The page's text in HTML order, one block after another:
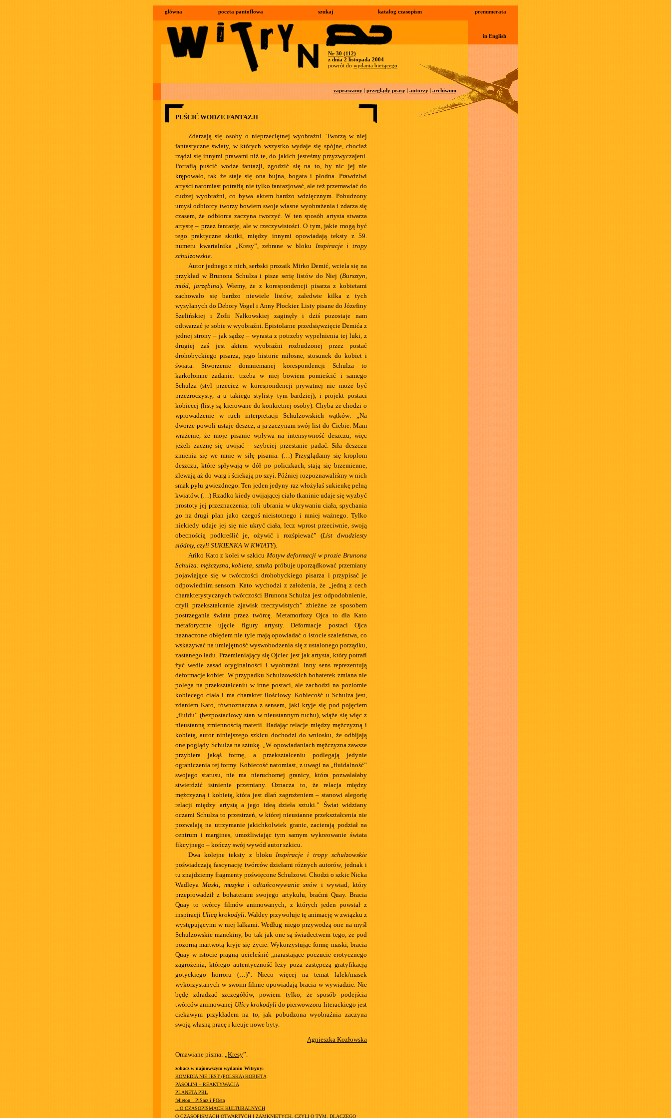
główna poczta pantoflowa szukaj katalog czasopism prenumerata
in English
Nr 30 (112)
z dnia 2 listopada 2004
powrót do wydania bieżącego
zapraszamy | przeglądy prasy | autorzy | archiwum
PUŚCIĆ WODZE FANTAZJI
Zdarzają się osoby o nieprzeciętnej wyobraźni. Tworzą w niej
fantastyczne światy, w których wszystko wydaje się spójne, chociaż
rządzi się innymi prawami niż te, do jakich jesteśmy przyzwyczajeni.
Potrafią puścić wodze fantazji, zgodzić się na to, by nic jej nie
krępowało, tak że staje się ona bujna, bogata i płodna. Prawdziwi
artyści natomiast potrafią nie tylko fantazjować, ale też przemawiać do
cudzej wyobraźni, co bywa aktem bardzo wdzięcznym. Pobudzony
umysł odbiorcy tworzy bowiem swoje własne wyobrażenia i zdarza się
czasem, że odbiorca zaczyna tworzyć. W ten sposób artysta stwarza
artystę – przez fantazję, ale w rzeczywistości. O tym, jakie mogą być
tego praktyczne skutki, między innymi opowiadają teksty z 59.
numeru kwartalnika „Kresy”, zebrane w bloku Inspiracje i tropy
schulzowskie.
Autor jednego z nich, serbski prozaik Mirko Demić, wciela się na
przykład w Brunona Schulza i pisze serię listów do Niej (Bursztyn,
miód, jarzębina). Wiemy, że z korespondencji pisarza z kobietami
zachowało się bardzo niewiele listów; zaledwie kilka z tych
wysyłanych do Debory Vogel i Anny Płockier. Listy pisane do Józefiny
Szelińskiej i Zofii Nałkowskiej zaginęły i dziś pozostaje nam
odtwarzać je sobie w wyobraźni. Epistolarne przedsięwzięcie Demića z
jednej strony – jak sądzę – wyrasta z potrzeby wypełnienia tej luki, z
drugiej zaś jest aktem wyobraźni rozbudzonej przez postać
drohobyckiego pisarza, jego historie miłosne, stosunek do kobiet i
świata. Stworzenie domniemanej korespondencji Schulza to
karkołomne zadanie: trzeba w niej bowiem pomieścić i samego
Schulza (styl przecież w korespondencji prywatnej nie może być
przezroczysty, a u takiego stylisty tym bardziej), i projekt postaci
kobiecej (listy są kierowane do konkretnej osoby). Chyba że chodzi o
wprowadzenie w ruch interpretacji Schulzowskich wątków: „Na
dworze powoli ustaje deszcz, a ja zaczynam swój list do Ciebie. Mam
wrażenie, że moje pisanie wpływa na intensywność deszczu, więc
jeżeli zacznę się uwijać – szybciej przestanie padać. Siła deszczu
zmienia się we mnie w siłę pisania. (…) Przyglądamy się kroplom
deszczu, które spływają w dół po policzkach, stają się brzemienne,
zlewają aż do warg i ściekają po szyi. Później rozpoznawaliśmy w nich
smak pyłu gwiezdnego. Ten jeden jedyny raz włożyłaś sukienkę pełną
kwiatów. (…) Rzadko kiedy owijającej ciało tkaninie udaje się wyzbyć
prostoty jej przeznaczenia; roli ubrania w ukrywaniu ciała, spychania
go na drugi plan jako czegoś nieistotnego i mniej ważnego. Tylko
niekiedy udaje jej się nie ukryć ciała, lecz wprost przeciwnie, swoją
obecnością podkreślić je, ożywić i rozśpiewać” (List dwudziesty
siódmy, czyli SUKIENKA W KWIATY).
Ariko Kato z kolei w szkicu Motyw deformacji w prozie Brunona
Schulza: mężczyzna, kobieta, sztuka próbuje uporządkować przemiany
pojawiające się w twórczości drohobyckiego pisarza i przypisać je
odpowiednim sensom. Kato wychodzi z założenia, że „jedną z cech
charakterystycznych twórczości Brunona Schulza jest odpodobnienie,
czyli przekształcanie zjawisk rzeczywistych” zbieżne ze sposobem
postrzegania świata przez twórcę. Metamorfozy Ojca to dla Kato
metaforyczne ujęcie figury artysty. Deformacje postaci Ojca
naznaczone obłędem nie tyle mają opowiadać o istocie szaleństwa, co
wskazywać na umiejętność wyswobodzenia się z ustalonego porządku,
zastanego ładu. Przemieniający się Ojciec jest jak artysta, który potrafi
żyć wedle zasad oryginalności i wyobraźni. Inny sens reprezentują
deformacje kobiet. W przypadku Schulzowskich bohaterek zmiana nie
polega na przekształceniu w inne postaci, ale zachodzi na poziomie
kobiecego ciała i ma charakter ilościowy. Kobiecość u Schulza jest,
zdaniem Kato, równoznaczna z sensem, jaki kryje się pod pojęciem
„fluidu” (bezpostaciowy stan w nieustannym ruchu), wiąże się więc z
nieustanną zmiennością materii. Badając relacje między mężczyzną i
kobietą, autor niniejszego szkicu dochodzi do wniosku, że odbijają
one poglądy Schulza na sztukę. „W opowiadaniach mężczyzna zawsze
przybiera jakąś formę, a przekształceniu podlegają jedynie
ograniczenia tej formy. Kobiecość natomiast, z uwagi na „fluidalność”
swojego statusu, nie ma nieruchomej granicy, która pozwalałaby
stwierdzić istnienie przemiany. Oznacza to, że relacja między
mężczyzną i kobietą, która jest dlań zagrożeniem – stanowi alegorię
relacji między artystą a jego ideą dzieła sztuki.” Świat widziany
oczami Schulza to przestrzeń, w której nieustanne przekształcenia nie
pozwalają na utrzymanie jakichkolwiek granic, zacierają podział na
centrum i margines, umożliwiając tym samym wykreowanie świata
fikcyjnego – kończy swój wywód autor szkicu.
Dwa kolejne teksty z blokuInspiracje i tropy schulzowskie
poświadczają fascynację twórców dziełami różnych autorów, jednak i
tu znajdziemy fragmenty poświęcone Schulzowi. Chodzi o szkic Nicka
WadleyaMaski, muzyka i odtańcowywanie snów i wywiad, który
przeprowadził z bohaterami swojego artykułu, braćmi Quay. Bracia
Quay to twórcy filmów animowanych, z których jeden powstał z
inspiracji Ulicą krokodyli. Waldey przywołuje tę animację w związku z
występującymi w niej lalkami. Według niego przywodzą one na myśl
Schulzowskie manekiny, bo tak jak one są świadectwem tego, że pod
pozorną martwotą kryje się życie. Wykorzystując formę maski, bracia
Quay w istocie pragną ucieleśnić „narastające poczucie erotycznego
zagrożenia, którego autentyczność leży poza zastępczą gratyfikacją
gotyckiego horroru (…)”. Nieco więcej na temat lalek/masek
wykorzystanych w swoim filmie opowiadają bracia w wywiadzie. Nie
będę zdradzać szczegółów, powiem tylko, że sposób podejścia
twórców animowanej Ulicy krokodylido pierwowzoru literackiego jest
ciekawym przykładem na to, jak pobudzona wyobraźnia zaczyna
swoją własną pracę i kreuje nowe byty.
Agnieszka Kozłowska
Omawiane pisma: „Kresy”.
zobacz w najnowszym wydaniu Witryny:
KOMEDIA NIE JEST (POLSKĄ) KOBIETĄ
PASOLINI – REAKTYWACJA
PLANETA PRL
felieton__PiSarz i POeta
...O CZASOPISMACH KULTURALNYCH
O CZASOPISMACH OTWARTYCH I ZAMKNIĘTYCH, CZYLI O TYM, DLACZEGO